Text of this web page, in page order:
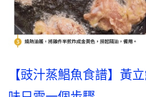
【豉汁蒸鯧魚食譜】黃